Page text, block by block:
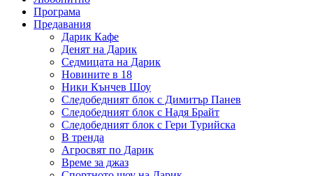
Програма
Предавания
Дарик Кафе
Денят на Дарик
Седмицата на Дарик
Новините в 18
Ники Кънчев Шоу
Следобедният блок с Димитър Панев
Следобедният блок с Надя Брайт
Следобедният блок с Гери Турийска
В тренда
Агросвят по Дарик
Време за джаз